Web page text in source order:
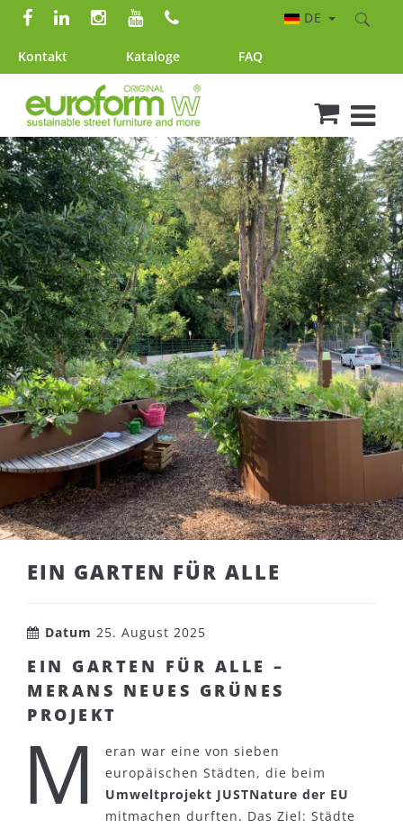
Kontakt Kataloge FAQ
DE
EIN GARTEN FÜR ALLE
Datum 25. August 2025
EIN GARTEN FÜR ALLE –
MERANS NEUES GRÜNES
PROJEKT
M
eran war eine von sieben
europäischen Städten, die beim
Umweltprojekt JUSTNature der EU
mitmachen durften. Das Ziel: Städte